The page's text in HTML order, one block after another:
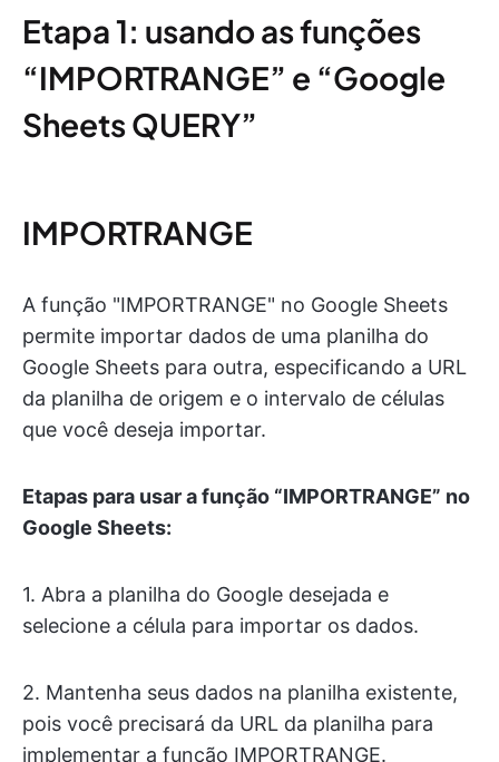
Etapa 1: usando as funções
“IMPORTRANGE” e “Google
Sheets QUERY”
IMPORTRANGE
A função "IMPORTRANGE" no Google Sheets
permite importar dados de uma planilha do
Google Sheets para outra, especificando a URL
da planilha de origem e o intervalo de células
que você deseja importar.
Etapas para usar a função “IMPORTRANGE” no
Google Sheets:
1. Abra a planilha do Google desejada e
selecione a célula para importar os dados.
2. Mantenha seus dados na planilha existente,
pois você precisará da URL da planilha para
implementar a função IMPORTRANGE.